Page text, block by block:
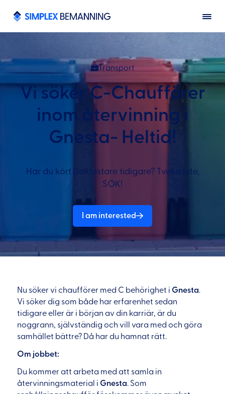
Transport
Vi söker C-Chaufförer
inom återvinning i
Gnesta- Heltid!
Har du kört Baklastare tidigare? Tveka inte,
SÖK!
I am interested
Nu söker vi chaufförer med C behörighet i Gnesta.
Vi söker dig som både har erfarenhet sedan
tidigare eller är i början av din karriär, är du
noggrann, självständig och vill vara med och göra
samhället bättre? Då har du hamnat rätt.
Om jobbet:
Du kommer att arbeta med att samla in
återvinningsmaterial i Gnesta. Som